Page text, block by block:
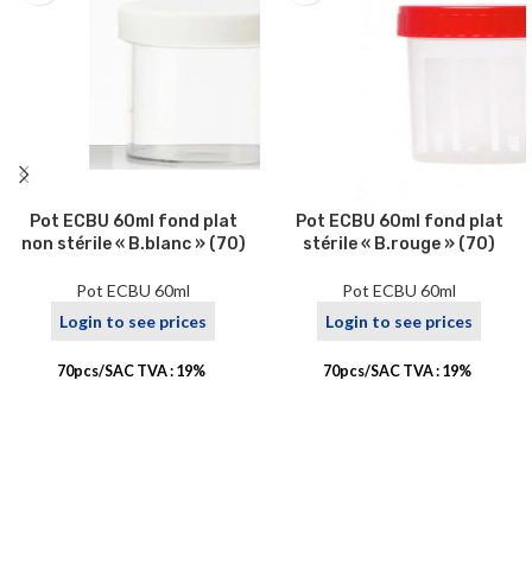
Pot ECBU 60ml fond plat
non stérile « B.blanc » (70)
Pot ECBU 60ml
Login to see prices
70pcs/SAC TVA : 19%
Pot ECBU 60ml fond plat
stérile « B.rouge » (70)
Pot ECBU 60ml
Login to see prices
70pcs/SAC TVA : 19%